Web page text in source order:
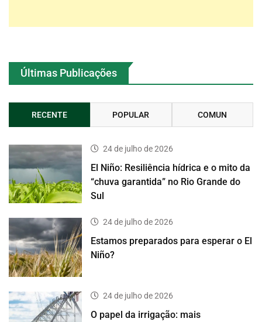
Últimas Publicações
RECENTE POPULAR COMUN
24 de julho de 2026
El Niño: Resiliência hídrica e o mito da
“chuva garantida” no Rio Grande do
Sul
24 de julho de 2026
Estamos preparados para esperar o El
Niño?
24 de julho de 2026
O papel da irrigação: mais